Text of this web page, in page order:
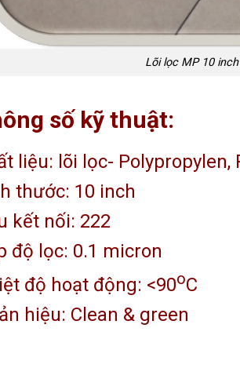
Lõi lọc MP 10
số kỹ thuật:
liệu: lõi lọc- Polypropylen,
thước: 10 inch
kết nối: 222
độ lọc: 0.1 micron
độ hoạt động: <90oC
hiệu: Clean & green